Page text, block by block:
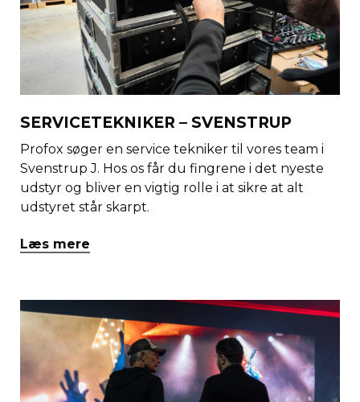
SERVICETEKNIKER – SVENSTRUP
Profox søger en service tekniker til vores team i
Svenstrup J. Hos os får du fingrene i det nyeste
udstyr og bliver en vigtig rolle i at sikre at alt
udstyret står skarpt.
Læs mere